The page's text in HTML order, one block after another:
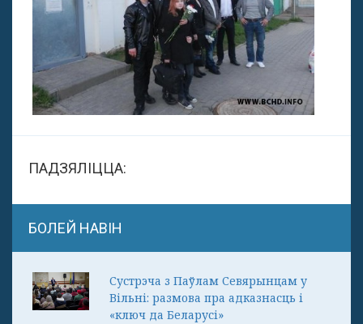
ПАДЗЯЛІЦЦА:
БОЛЕЙ НАВІН
Сустрэча з Паўлам Севярынцам у
Вільні: размова пра адказнасць і
«ключ да Беларусі»